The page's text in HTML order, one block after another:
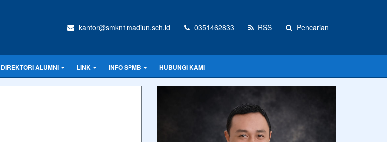
kantor@smkn1madiun.sch.id 0351462833 RSS Pencarian
DIREKTORI ALUMNI LINK INFO SPMB HUBUNGI KAMI